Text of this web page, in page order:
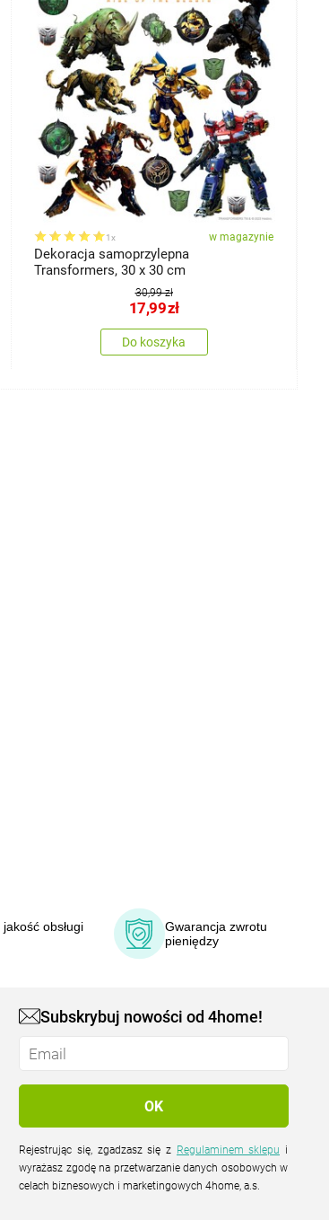
1x w magazynie
Dekoracja samoprzylepna
Transformers, 30 x 30 cm
30,99 zł
17,99zł
Do koszyka
obsługi
Gwarancja zwrotu
pieniędzy
Subskrybuj nowości od 4home!
Rejestrując się, zgadzasz się z Regulaminem sklepu
wyrażasz zgodę na przetwarzanie danych osobowych w
celach biznesowych i marketingowych 4home, a.s.